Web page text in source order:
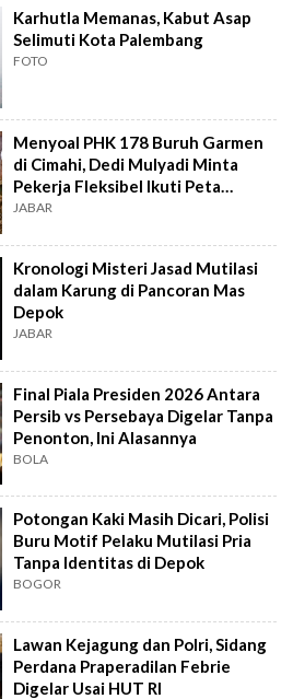
Karhutla Memanas, Kabut Asap
Selimuti Kota Palembang
FOTO
Menyoal PHK 178 Buruh Garmen
di Cimahi, Dedi Mulyadi Minta
Pekerja Fleksibel Ikuti Peta
Industri
JABAR
Kronologi Misteri Jasad Mutilasi
dalam Karung di Pancoran Mas
Depok
JABAR
Final Piala Presiden 2026 Antara
Persib vs Persebaya Digelar Tanpa
Penonton, Ini Alasannya
BOLA
Potongan Kaki Masih Dicari, Polisi
Buru Motif Pelaku Mutilasi Pria
Tanpa Identitas di Depok
BOGOR
Lawan Kejagung dan Polri, Sidang
Perdana Praperadilan Febrie
Digelar Usai HUT RI